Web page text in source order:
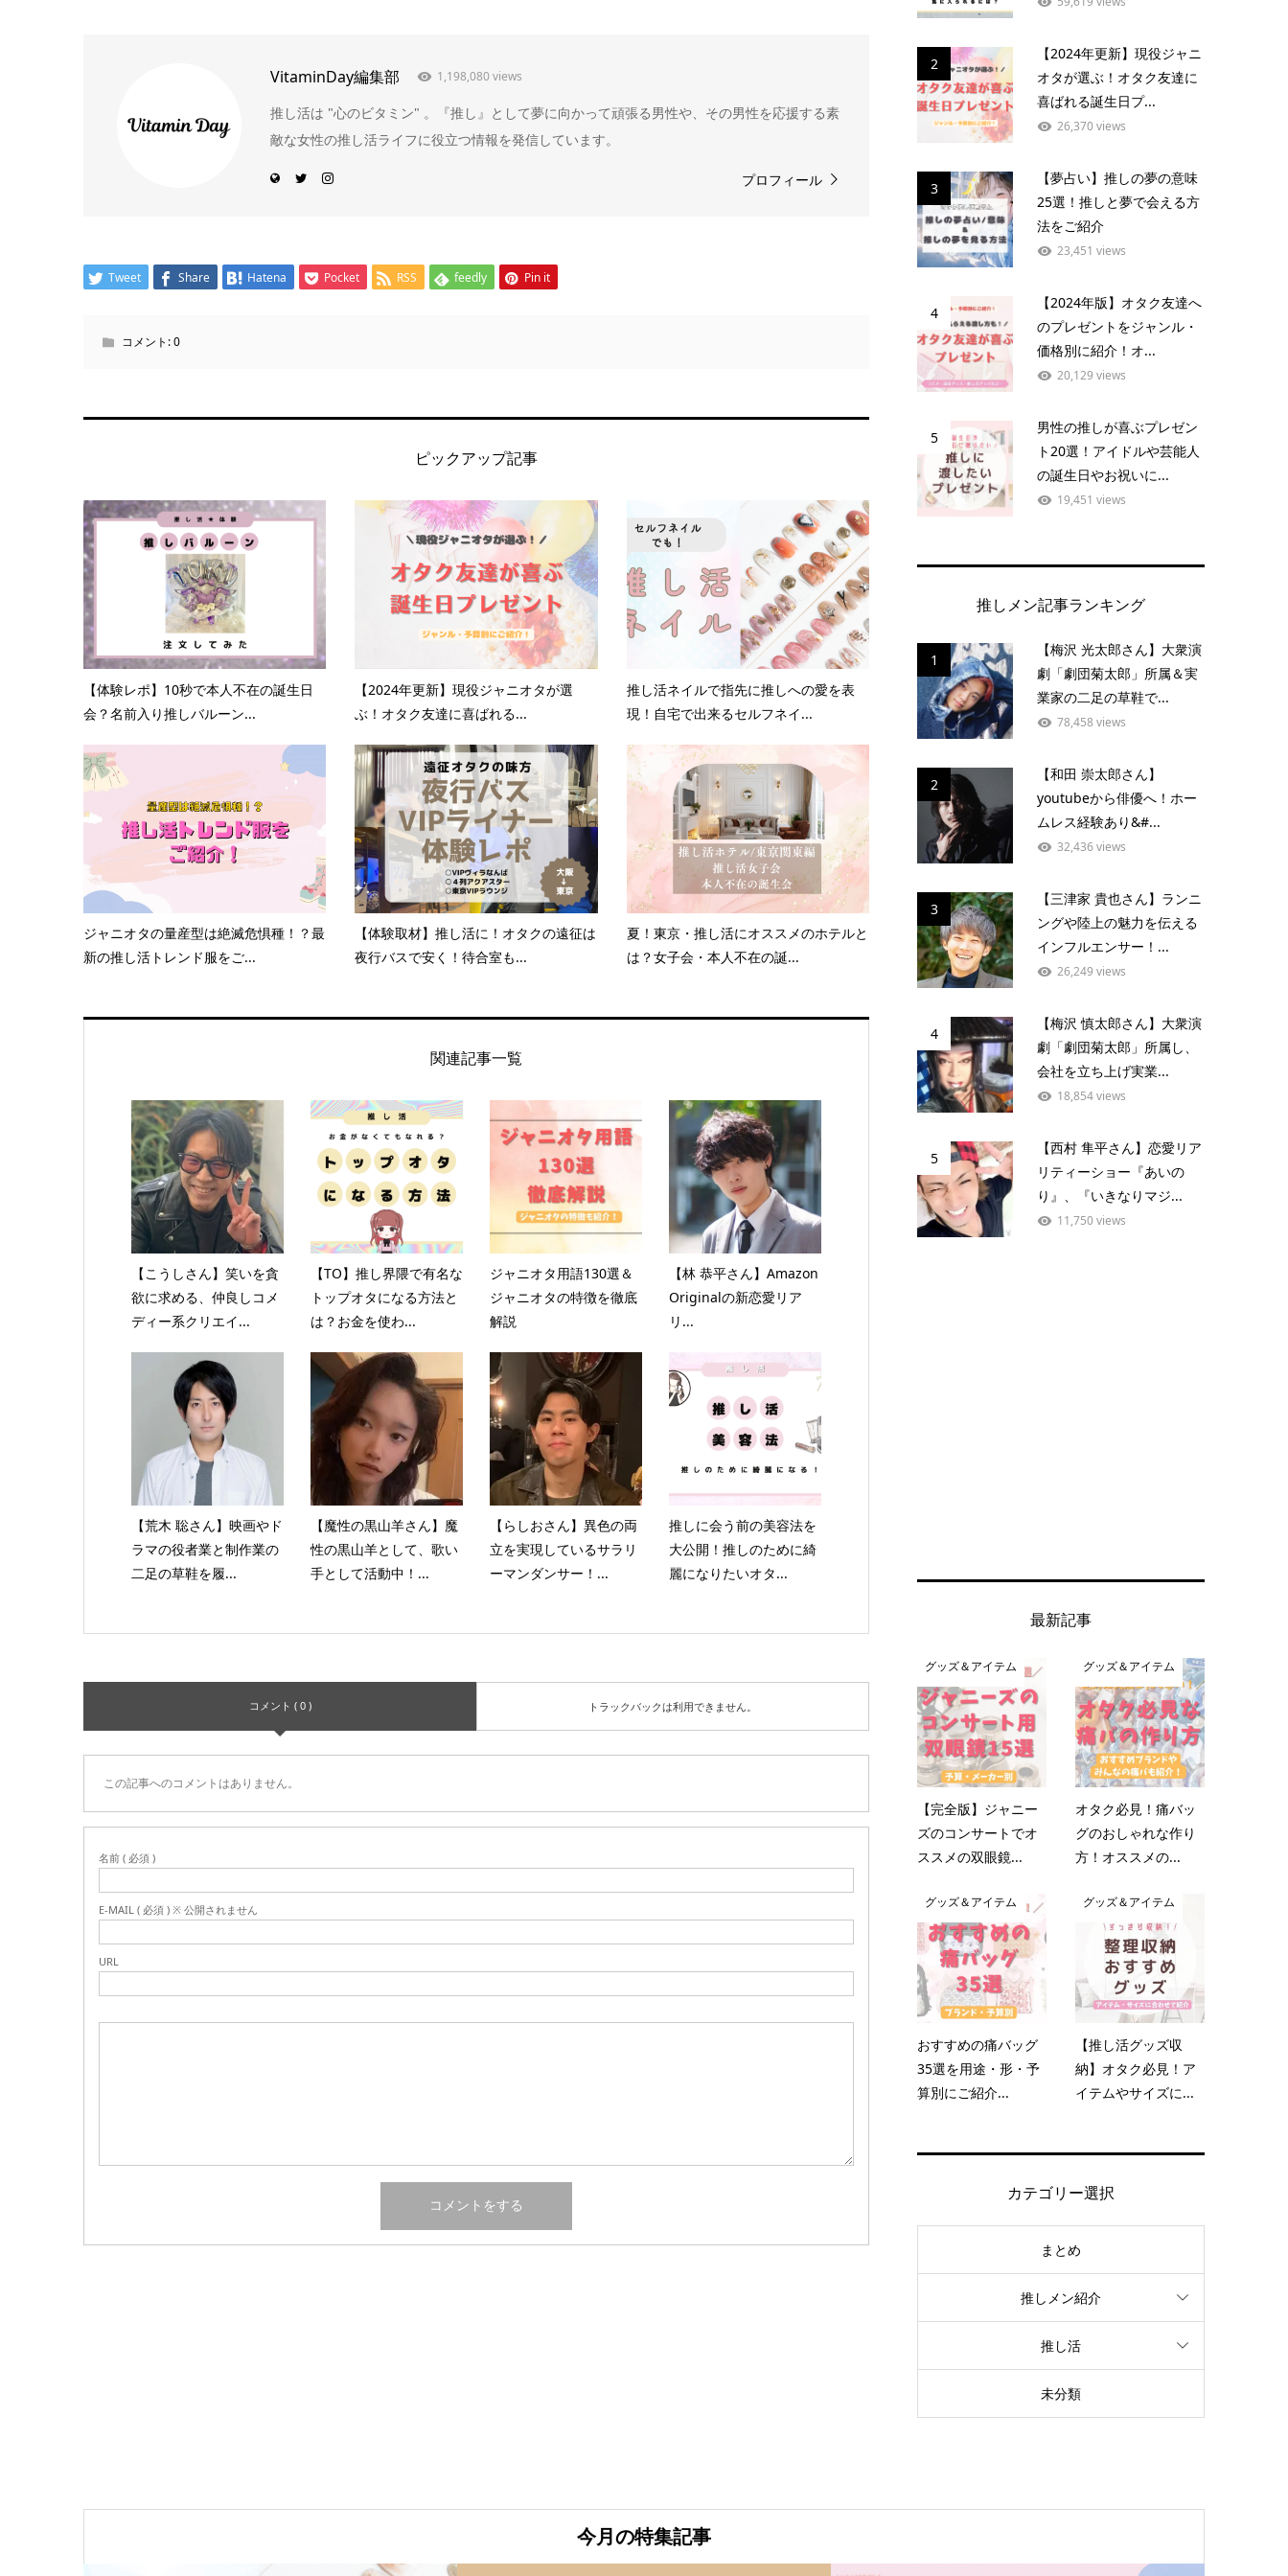
VitaminDay編集部 1,198,080 views
推し活は "心のビタミン" 。『推し』として夢に向かって頑張る男性や、その男性を応援する素
敵な女性の推し活ライフに役立つ情報を発信しています。
プロフィール
Tweet Share Hatena Pocket RSS feedly Pin it
コメント:0
ピックアップ記事
【体験レポ】10秒で本人不在の誕生日
会？名前入り推しバルーン...
【2024年更新】現役ジャニオタが選
ぶ！オタク友達に喜ばれる...
推し活ネイルで指先に推しへの愛を表
現！自宅で出来るセルフネイ...
ジャニオタの量産型は絶滅危惧種！？最
新の推し活トレンド服をご...
【体験取材】推し活に！オタクの遠征は
夜行バスで安く！待合室も...
夏！東京・推し活にオススメのホテルと
は？女子会・本人不在の誕...
関連記事一覧
【こうしさん】笑いを貪
欲に求める、仲良しコメ
ディー系クリエイ...
【TO】推し界隈で有名な
トップオタになる方法と
は？お金を使わ...
ジャニオタ用語130選＆
ジャニオタの特徴を徹底
解説
【林 恭平さん】Amazon
Originalの新恋愛リア
リ...
【荒木 聡さん】映画やド
ラマの役者業と制作業の
二足の草鞋を履...
【魔性の黒山羊さん】魔
性の黒山羊として、歌い
手として活動中！...
【らしおさん】異色の両
立を実現しているサラリ
ーマンダンサー！...
推しに会う前の美容法を
大公開！推しのために綺
麗になりたいオタ...
コメント ( 0 ) トラックバックは利用できません。
この記事へのコメントはありません。
名前 ( 必須 )
E-MAIL ( 必須 ) ※ 公開されません
URL
2
【2024年更新】現役ジャニ
オタが選ぶ！オタク友達に
喜ばれる誕生日プ...
26,370 views
3
【夢占い】推しの夢の意味
25選！推しと夢で会える方
法をご紹介
23,451 views
4
【2024年版】オタク友達へ
のプレゼントをジャンル・
価格別に紹介！オ...
20,129 views
5
男性の推しが喜ぶプレゼン
ト20選！アイドルや芸能人
の誕生日やお祝いに...
19,451 views
推しメン記事ランキング
1
【梅沢 光太郎さん】大衆演
劇「劇団菊太郎」所属＆実
業家の二足の草鞋で...
78,458 views
2
【和田 崇太郎さん】
youtubeから俳優へ！ホー
ムレス経験あり&#...
32,436 views
3
【三津家 貴也さん】ランニ
ングや陸上の魅力を伝える
インフルエンサー！...
26,249 views
4
【梅沢 慎太郎さん】大衆演
劇「劇団菊太郎」所属し、
会社を立ち上げ実業...
18,854 views
5
【西村 隼平さん】恋愛リア
リティーショー『あいの
り』、『いきなりマジ...
11,750 views
最新記事
グッズ＆アイテム
【完全版】ジャニー
ズのコンサートでオ
ススメの双眼鏡...
グッズ＆アイテム
オタク必見！痛バッ
グのおしゃれな作り
方！オススメの...
グッズ＆アイテム
おすすめの痛バッグ
35選を用途・形・予
算別にご紹介...
グッズ＆アイテム
【推し活グッズ収
納】オタク必見！ア
イテムやサイズに...
カテゴリー選択
まとめ
推しメン紹介
推し活
未分類
今月の特集記事